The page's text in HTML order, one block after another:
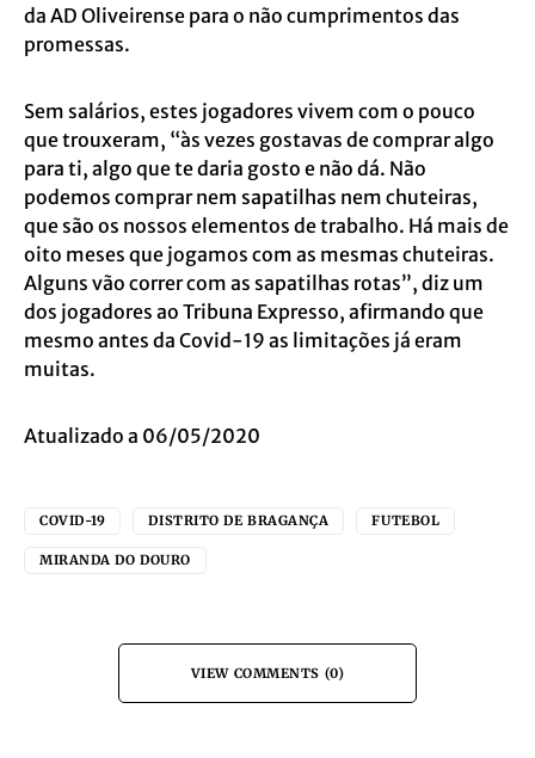
da AD Oliveirense para o não cumprimentos das
promessas.
Sem salários, estes jogadores vivem com o pouco
que trouxeram, “às vezes gostavas de comprar algo
para ti, algo que te daria gosto e não dá. Não
podemos comprar nem sapatilhas nem chuteiras,
que são os nossos elementos de trabalho. Há mais de
oito meses que jogamos com as mesmas chuteiras.
Alguns vão correr com as sapatilhas rotas”, diz um
dos jogadores ao Tribuna Expresso, afirmando que
mesmo antes da Covid-19 as limitações já eram
muitas.
Atualizado a 06/05/2020
COVID-19 DISTRITO DE BRAGANÇA FUTEBOL
MIRANDA DO DOURO
VIEW COMMENTS (0)